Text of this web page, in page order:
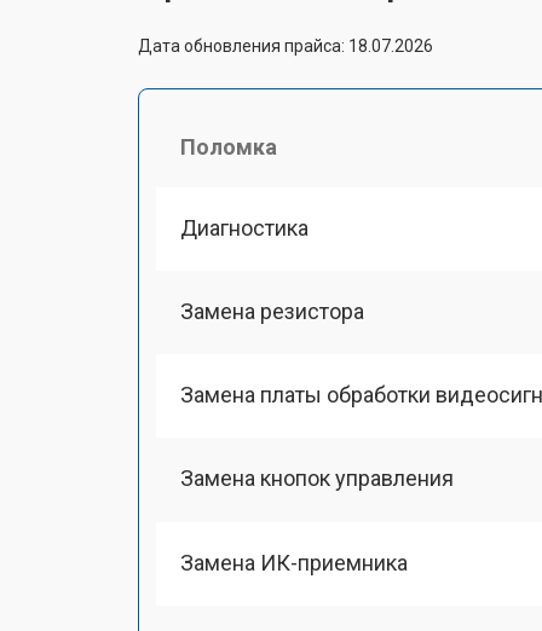
Дата обновления прайса: 18.07.2026
Поломка
Диагностика
Замена резистора
Замена платы обработки
Замена кнопок управления
Замена ИК-приемника